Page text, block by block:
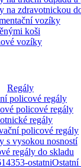
na zdravotnickou
vozíky
koši
vozíky
Regály
policové regály
policové regály
regály
policové regály
s vysokou nosností
regály do skladu
Ostatní